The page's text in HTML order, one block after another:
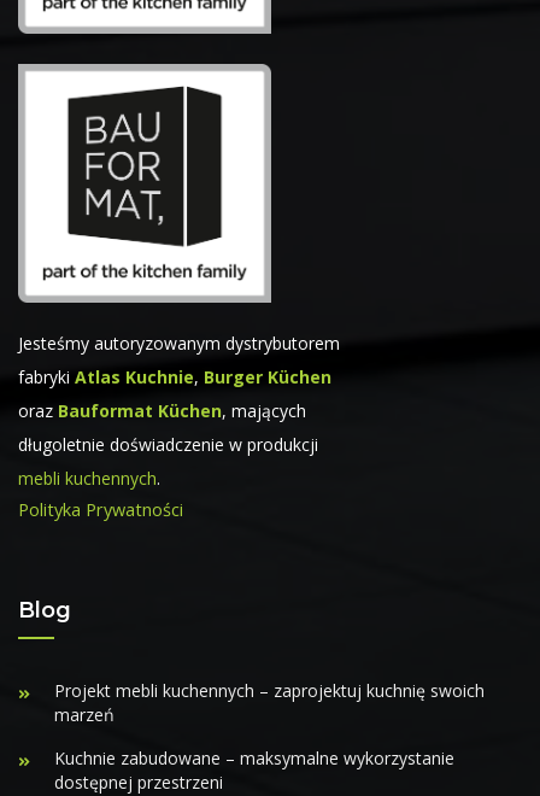
Jesteśmy autoryzowanym dystrybutorem
fabryki Atlas Kuchnie, Burger Küchen
oraz Bauformat Küchen, mających
długoletnie doświadczenie w produkcji
mebli kuchennych.
Polityka Prywatności
Blog
Projekt mebli kuchennych – zaprojektuj kuchnię swoich
marzeń
Kuchnie zabudowane – maksymalne wykorzystanie
dostępnej przestrzeni